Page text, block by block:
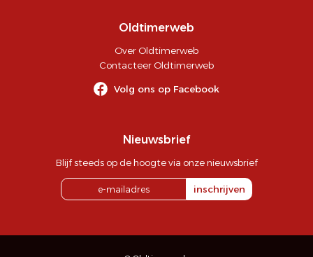
Oldtimerweb
Over Oldtimerweb
Contacteer Oldtimerweb
Volg ons op Facebook
Nieuwsbrief
Blijf steeds op de hoogte via onze nieuwsbrief
inschrijven